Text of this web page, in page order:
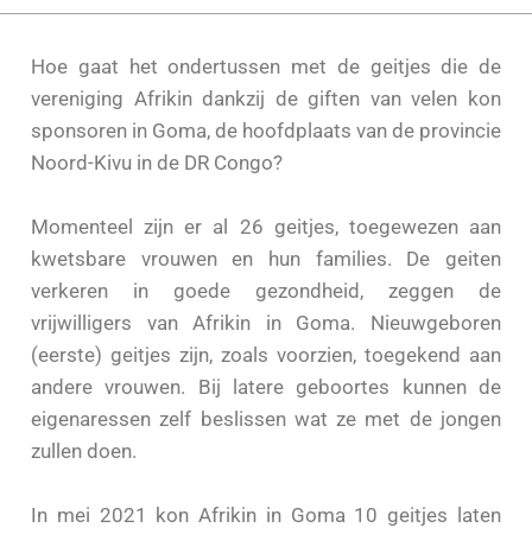
Hoe gaat het ondertussen met de geitjes die de
vereniging Afrikin dankzij de giften van velen kon
sponsoren in Goma, de hoofdplaats van de provincie
Noord-Kivu in de DR Congo?
Momenteel zijn er al 26 geitjes, toegewezen aan
kwetsbare vrouwen en hun families. De geiten
verkeren in goede gezondheid, zeggen de
vrijwilligers van Afrikin in Goma. Nieuwgeboren
(eerste) geitjes zijn, zoals voorzien, toegekend aan
andere vrouwen. Bij latere geboortes kunnen de
eigenaressen zelf beslissen wat ze met de jongen
zullen doen.
In mei 2021 kon Afrikin in Goma 10 geitjes laten